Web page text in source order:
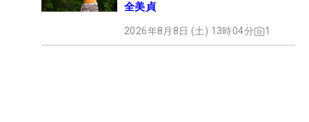
全美貞
2026年8月8日 (土) 13時04分 1